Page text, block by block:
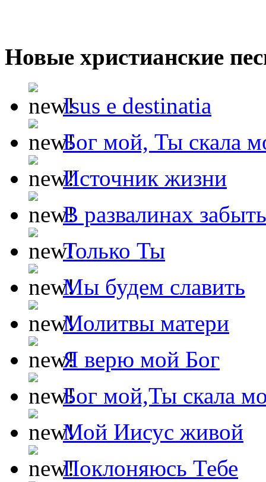
Новые христианские
Isus e destinatia
Бог мой, Ты скала
Источник жизни
В развалинах
Только Ты
Мы будем славить
Молитвы матери
Я верю мой Бог
Бог мой,Ты скала
Мой Иисус живой
Поклоняюсь Тебе